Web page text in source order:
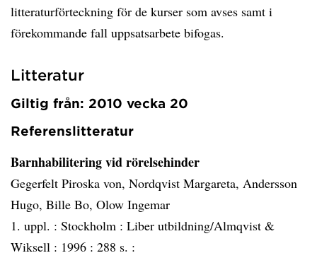
litteraturförteckning för de kurser som avses samt i
förekommande fall uppsatsarbete bifogas.
Litteratur
Giltig från: 2010 vecka 20
Referenslitteratur
Barnhabilitering vid rörelsehinder
Gegerfelt Piroska von, Nordqvist Margareta, Andersson
Hugo, Bille Bo, Olow Ingemar
1. uppl. : Stockholm : Liber utbildning/Almqvist &
Wiksell : 1996 : 288 s. :